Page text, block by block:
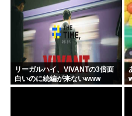
リーガルハイ、VIVANTの3倍面
白いのに続編が来ないwww